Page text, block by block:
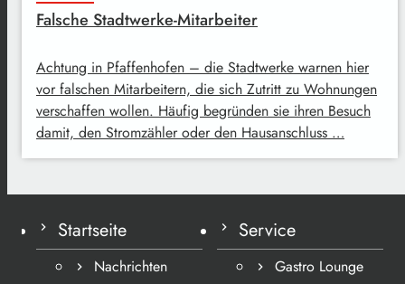
Falsche Stadtwerke-Mitarbeiter
Achtung in Pfaffenhofen – die Stadtwerke warnen hier
vor falschen Mitarbeitern, die sich Zutritt zu Wohnungen
verschaffen wollen. Häufig begründen sie ihren Besuch
damit, den Stromzähler oder den Hausanschluss …
Startseite
Nachrichten
Service
Gastro Lounge